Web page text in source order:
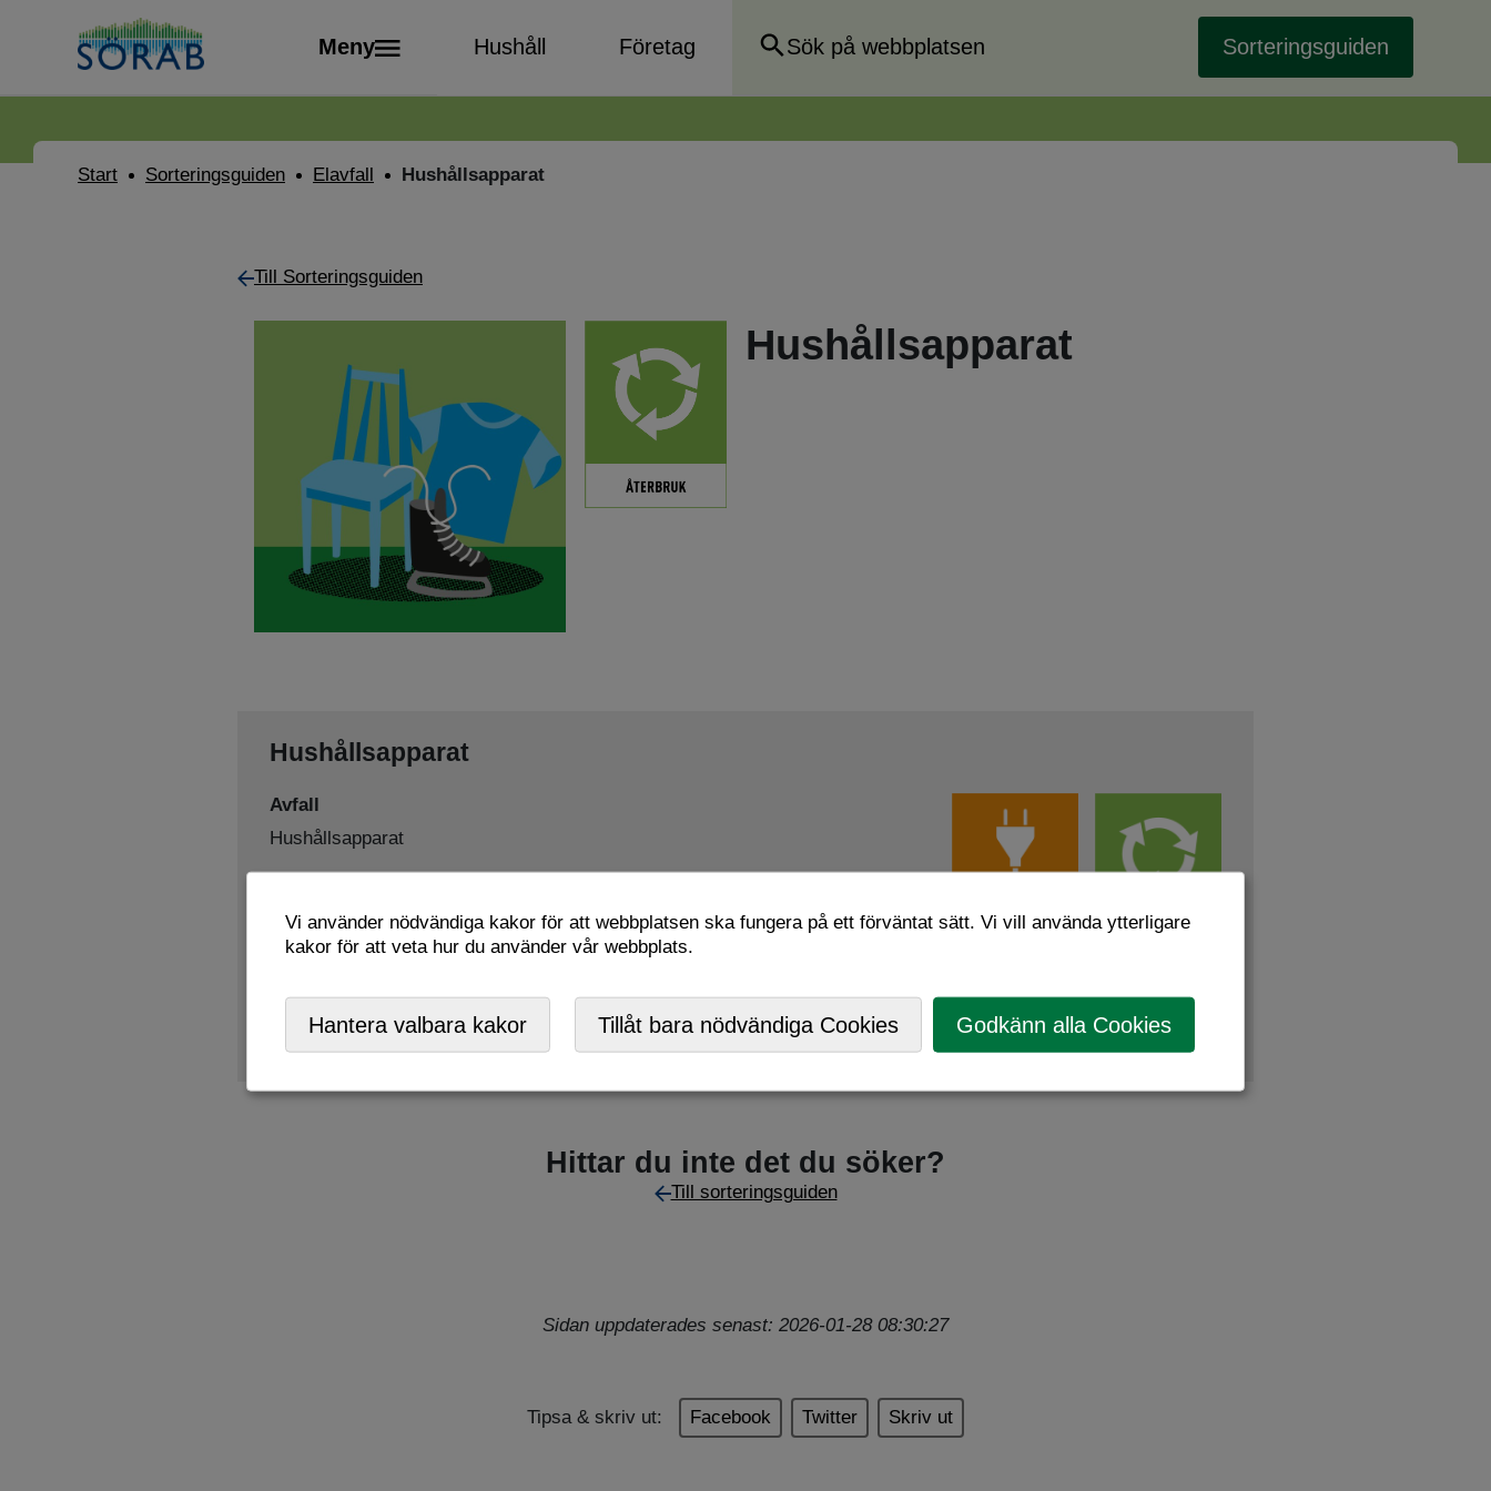
Meny Hushåll Företag Sorteringsguiden
Start Sorteringsguiden Elavfall Hushållsapparat
Till Sorteringsguiden
Hushållsapparat
Hushållsapparat
Avfall
Hushållsapparat
Elavfall,Återbruk
Hittar du inte det du söker?
Till sorteringsguiden
Sidan uppdaterades senast: 2026-01-28 08:30:27
Tipsa & skriv ut: Facebook Twitter Skriv ut
Vi använder nödvändiga kakor för att webbplatsen ska fungera på ett förväntat sätt. Vi vill använda ytterligare
kakor för att veta hur du använder vår webbplats.
Hantera valbara kakor Tillåt bara nödvändiga Cookies Godkänn alla Cookies